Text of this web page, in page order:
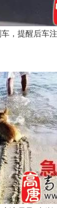
，提醒后车